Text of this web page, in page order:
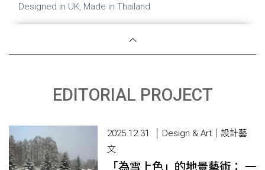
Designed in UK, Made in Thailand
EDITORIAL PROJECT
2025.12.31
Design & Art｜設計藝
文
「為雪上色」的地景藝術： 一